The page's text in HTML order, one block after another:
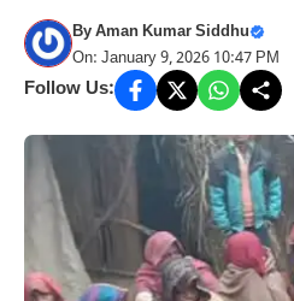
ByAman Kumar Siddhu
On: January 9, 2026 10:47 PM
Follow Us: